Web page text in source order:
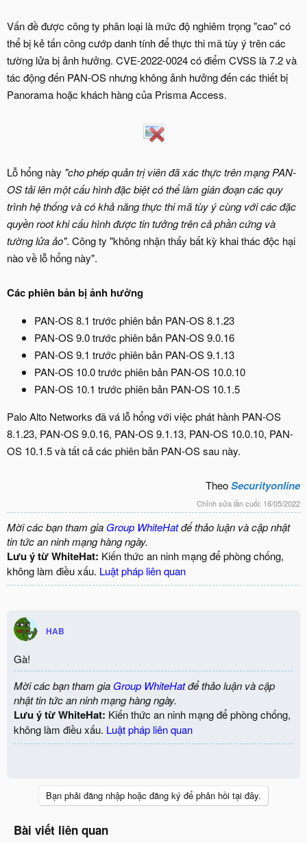
Vấn đề được công ty phân loại là mức độ nghiêm trọng "cao" có
thể bị kẻ tấn công cướp danh tính để thực thi mã tùy ý trên các
tường lửa bị ảnh hưởng. CVE-2022-0024 có điểm CVSS là 7.2 và
tác động đến PAN-OS nhưng không ảnh hưởng đến các thiết bị
Panorama hoặc khách hàng của Prisma Access.
Lỗ hổng này "cho phép quản trị viên đã xác thực trên mạng PAN-
OS tải lên một cấu hình đặc biệt có thể làm gián đoạn các quy
trình hệ thống và có khả năng thực thi mã tùy ý cùng với các đặc
quyền root khi cấu hình được tin tưởng trên cả phần cứng và
tường lửa ảo". Công ty "không nhận thấy bất kỳ khai thác độc hại
nào về lỗ hổng này".
Các phiên bản bị ảnh hưởng
PAN-OS 8.1 trước phiên bản PAN-OS 8.1.23
PAN-OS 9.0 trước phiên bản PAN-OS 9.0.16
PAN-OS 9.1 trước phiên bản PAN-OS 9.1.13
PAN-OS 10.0 trước phiên bản PAN-OS 10.0.10
PAN-OS 10.1 trước phiên bản PAN-OS 10.1.5
Palo Alto Networks đã vá lỗ hổng với việc phát hành PAN-OS
8.1.23, PAN-OS 9.0.16, PAN-OS 9.1.13, PAN-OS 10.0.10, PAN-
OS 10.1.5 và tất cả các phiên bản PAN-OS sau này.
TheoSecurityonline
Chỉnh sửa lần cuối: 16/05/2022
Mời các bạn tham gia Group WhiteHatđể thảo luận và cập nhật
tin tức an ninh mạng hàng ngày.
Lưu ý từ WhiteHat: Kiến thức an ninh mạng để phòng chống,
không làm điều xấu. Luật pháp liên quan
HAB
Gà!
Mời các bạn tham gia Group WhiteHatđể thảo luận và cập
nhật tin tức an ninh mạng hàng ngày.
Lưu ý từ WhiteHat: Kiến thức an ninh mạng để phòng chống,
không làm điều xấu. Luật pháp liên quan
Bạn phải đăng nhập hoặc đăng ký để phản hồi tại đây.
Bài viết liên quan